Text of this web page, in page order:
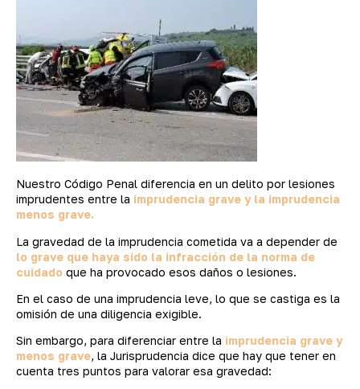
Nuestro Código Penal diferencia en un delito por lesiones
imprudentes entre la imprudencia grave y la imprudencia
menos grave.
La gravedad de la imprudencia cometida va a depender de
lo grave que haya sido la infracción de la norma de
cuidado que ha provocado esos daños o lesiones.
En el caso de una imprudencia leve, lo que se castiga es la
omisión de una diligencia exigible.
Sin embargo, para diferenciar entre la imprudencia grave y
menos grave, la Jurisprudencia dice que hay que tener en
cuenta tres puntos para valorar esa gravedad: